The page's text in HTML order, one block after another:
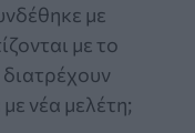
με
με το
νέα μελέτη;